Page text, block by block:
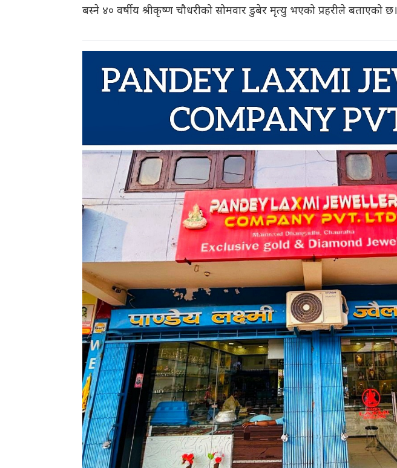
बस्ने ४० वर्षीय श्रीकृष्ण चौधरीको सोमवार डुबेर मृत्यु भएको प्रहरीले बताएको छ।